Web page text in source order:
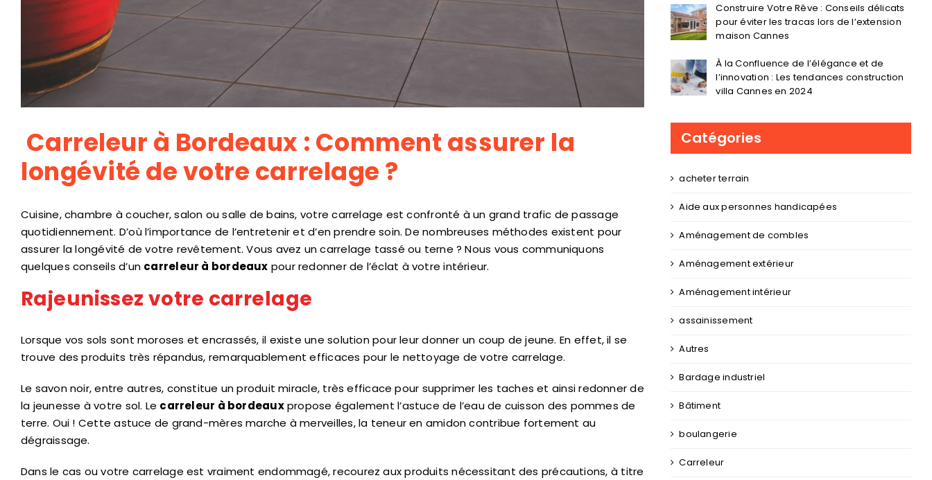
Carreleur à Bordeaux : Comment assurer la
longévité de votre carrelage ?
Cuisine, chambre à coucher, salon ou salle de bains, votre carrelage est confronté à un grand trafic de passage
quotidiennement. D’où l’importance de l’entretenir et d’en prendre soin. De nombreuses méthodes existent pour
assurer la longévité de votre revêtement. Vous avez un carrelage tassé ou terne ? Nous vous communiquons
quelques conseils d’un carreleur à bordeaux pour redonner de l’éclat à votre intérieur.
Rajeunissez votre carrelage
Lorsque vos sols sont moroses et encrassés, il existe une solution pour leur donner un coup de jeune. En effet, il se
trouve des produits très répandus, remarquablement efficaces pour le nettoyage de votre carrelage.
Le savon noir, entre autres, constitue un produit miracle, très efficace pour supprimer les taches et ainsi redonner de
la jeunesse à votre sol. Le carreleur à bordeauxpropose également l’astuce de l’eau de cuisson des pommes de
terre. Oui ! Cette astuce de grand-mères marche à merveilles, la teneur en amidon contribue fortement au
dégraissage.
Dans le cas ou votre carrelage est vraiment endommagé, recourez aux produits nécessitant des précautions, à titre
Construire Votre Rêve : Conseils délicats
pour éviter les tracas lors de l’extension
maison Cannes
À la Confluence de l’élégance et de
l’innovation : Les tendances construction
villa Cannes en 2024
Catégories
acheter terrain
Aide aux personnes handicapées
Aménagement de combles
Aménagement extérieur
Aménagement intérieur
assainissement
Autres
Bardage industriel
Bâtiment
boulangerie
Carreleur